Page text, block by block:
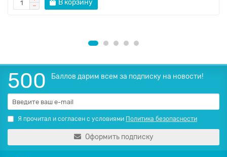
В корзину
500 Баллов дарим всем за подписку на новости!
Я прочитал и согласен с условиями Политика безопасности
Оформить подписку